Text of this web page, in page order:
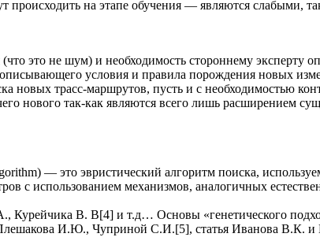
на этапе обучения — являются слабыми,
это не шум) и необходимость стороннему эксперту
условия и правила порождения новых
новых трасс-маршрутов, пусть и с необходимостью
нового так-как являются всего лишь расширением
— это эвристический алгоритм поиска,
с использованием механизмов, аналогичных
Курейчика В. В[4] и т.д… Основы «генетического
И.Ю., Чуприной С.И.[5], статья Иванова В.К. и